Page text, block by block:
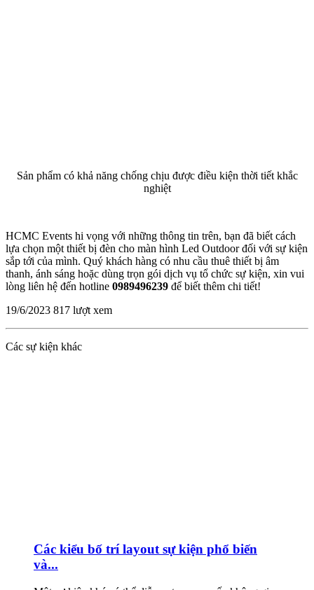
Sản phẩm có khả năng chống chịu được điều kiện thời tiết khắc
nghiệt
HCMC Events hi vọng với những thông tin trên, bạn đã biết cách
lựa chọn một thiết bị đèn cho màn hình Led Outdoor đối với sự kiện
sắp tới của mình. Quý khách hàng có nhu cầu thuê thiết bị âm
thanh, ánh sáng hoặc dùng trọn gói dịch vụ tổ chức sự kiện, xin vui
lòng liên hệ đến hotline 0989496239 để biết thêm chi tiết!
19/6/2023 817 lượt xem
Các sự kiện khác
Các kiểu bố trí layout sự kiện phổ biến
và...